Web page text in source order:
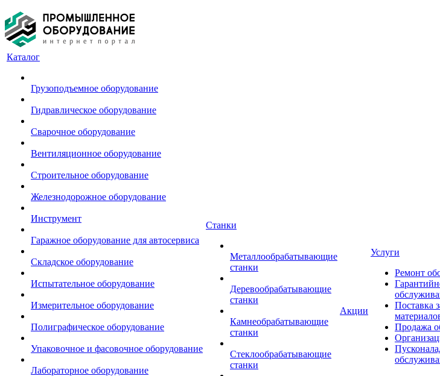
Каталог
Грузоподъемное оборудование
Гидравлическое оборудование
Сварочное оборудование
Вентиляционное оборудование
Строительное оборудование
Железнодорожное оборудование
Инструмент
Гаражное оборудование для автосервиса
Складское оборудование
Испытательное оборудование
Измерительное оборудование
Полиграфическое оборудование
Упаковочное и фасовочное оборудование
Лабораторное оборудование
Станки
Металлообрабатывающие
станки
Деревообрабатывающие
станки
Камнеобрабатывающие
станки
Стеклообрабатывающие
станки
Акции
Услуги
Ремонт
Поставка
Продажа